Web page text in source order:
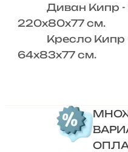
Диван Кипр - 1
220х80х77 см.
Кресло Кипр -
64х83х77 см.